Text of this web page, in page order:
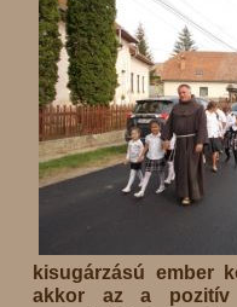
kisugárzású ember
akkor az a pozitív